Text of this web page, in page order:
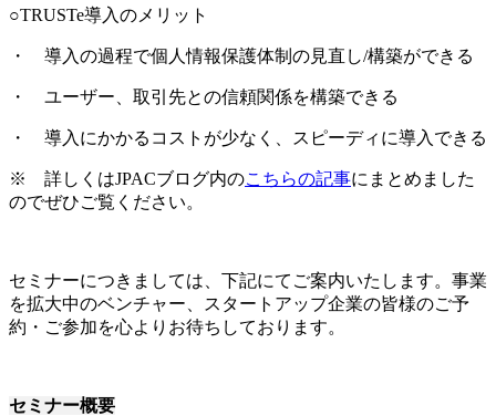
○TRUSTe導入のメリット
・ 導入の過程で個人情報保護体制の見直し/構築ができる
・ ユーザー、取引先との信頼関係を構築できる
・ 導入にかかるコストが少なく、スピーディに導入できる
※ 詳しくはJPACブログ内のこちらの記事にまとめました
のでぜひご覧ください。
セミナーにつきましては、下記にてご案内いたします。事業
を拡大中のベンチャー、スタートアップ企業の皆様のご予
約・ご参加を心よりお待ちしております。
セミナー概要